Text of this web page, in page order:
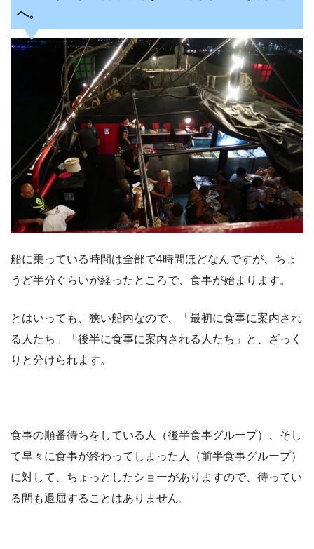
へ。
船に乗っている時間は全部で4時間ほどなんですが、ちょ
うど半分ぐらいが経ったところで、食事が始まります。
とはいっても、狭い船内なので、「最初に食事に案内され
る人たち」「後半に食事に案内される人たち」と、ざっく
りと分けられます。
食事の順番待ちをしている人（後半食事グループ）、そし
て早々に食事が終わってしまった人（前半食事グループ）
に対して、ちょっとしたショーがありますので、待ってい
る間も退屈することはありません。